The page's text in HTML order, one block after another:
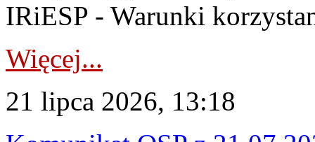
IRiESP - Warunki
Więcej...
21 lipca 2026, 13:18